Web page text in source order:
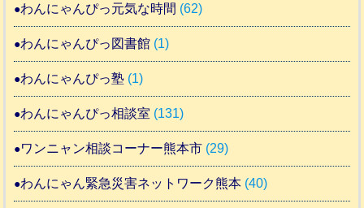
わんにゃんぴっ元気な時間 (62)
わんにゃんぴっ図書館 (1)
わんにゃんぴっ塾 (1)
わんにゃんぴっ相談室 (131)
ワンニャン相談コーナー熊本市 (29)
わんにゃん緊急災害ネットワーク熊本 (40)